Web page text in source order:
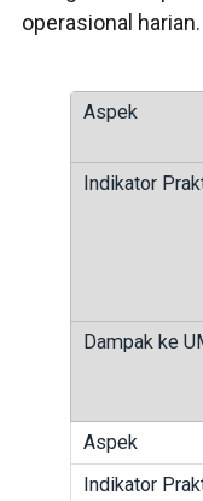
operasional harian.